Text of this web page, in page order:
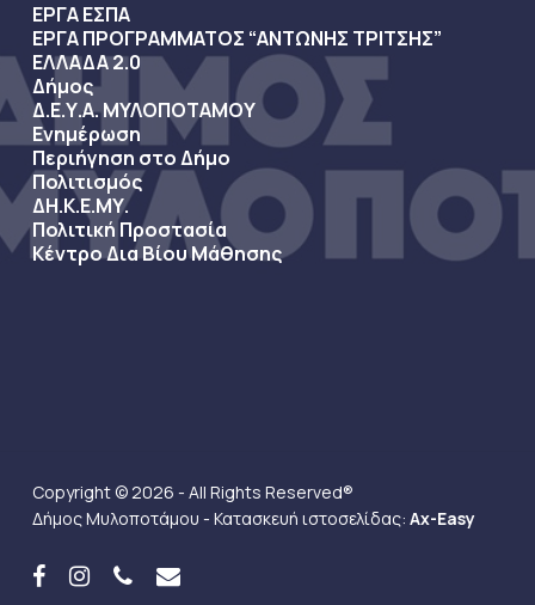
ΕΡΓΑ ΕΣΠΑ
ΕΡΓΑ ΠΡΟΓΡΑΜΜΑΤΟΣ “ΑΝΤΩΝΗΣ ΤΡΙΤΣΗΣ”
ΕΛΛΑΔΑ 2.0
Δήμος
Δ.Ε.Υ.Α. ΜΥΛΟΠΟΤΑΜΟΥ
Ενημέρωση
Περιήγηση στο Δήμο
Πολιτισμός
ΔΗ.Κ.Ε.ΜΥ.
Πολιτική Προστασία
Κέντρο Δια Βίου Μάθησης
Copyright © 2026 - All Rights Reserved®
Δήμος Μυλοποτάμου - Κατασκευή ιστοσελίδας: Ax-Easy
facebookinstagramphoneemail